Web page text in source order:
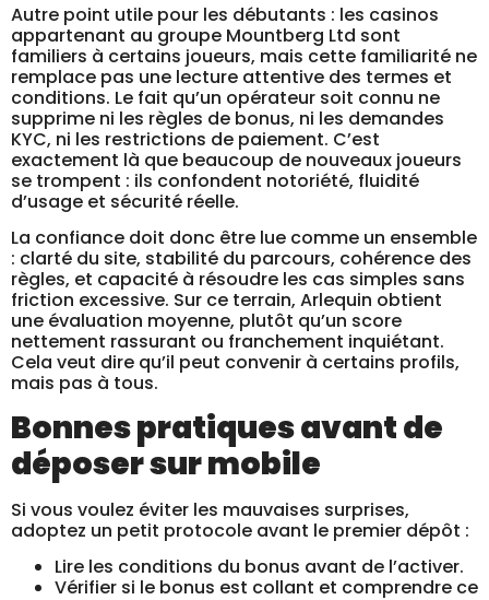
Autre point utile pour les débutants : les casinos
appartenant au groupe Mountberg Ltd sont
familiers à certains joueurs, mais cette familiarité ne
remplace pas une lecture attentive des termes et
conditions. Le fait qu’un opérateur soit connu ne
supprime ni les règles de bonus, ni les demandes
KYC, ni les restrictions de paiement. C’est
exactement là que beaucoup de nouveaux joueurs
se trompent : ils confondent notoriété, fluidité
d’usage et sécurité réelle.
La confiance doit donc être lue comme un ensemble
: clarté du site, stabilité du parcours, cohérence des
règles, et capacité à résoudre les cas simples sans
friction excessive. Sur ce terrain, Arlequin obtient
une évaluation moyenne, plutôt qu’un score
nettement rassurant ou franchement inquiétant.
Cela veut dire qu’il peut convenir à certains profils,
mais pas à tous.
Bonnes pratiques avant de
déposer sur mobile
Si vous voulez éviter les mauvaises surprises,
adoptez un petit protocole avant le premier dépôt :
Lire les conditions du bonus avant de l’activer.
Vérifier si le bonus est collant et comprendre ce